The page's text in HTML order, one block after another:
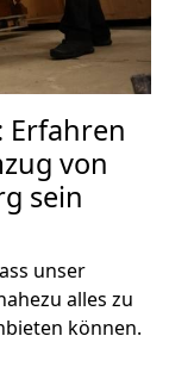
Erfahren
von
sein
unser
alles zu
können.